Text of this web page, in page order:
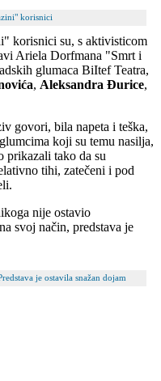
korisnici
korisnici su, s aktivisticom
Ariela Dorfmana "Smrt i
glumaca BiItef Teatra,
, Aleksandra Đurice,
govori, bila napeta i teška,
koji su temu nasilja,
prikazali tako da su
tihi, zatečeni i pod
nije ostavio
svoj način, predstava je
je ostavila snažan dojam